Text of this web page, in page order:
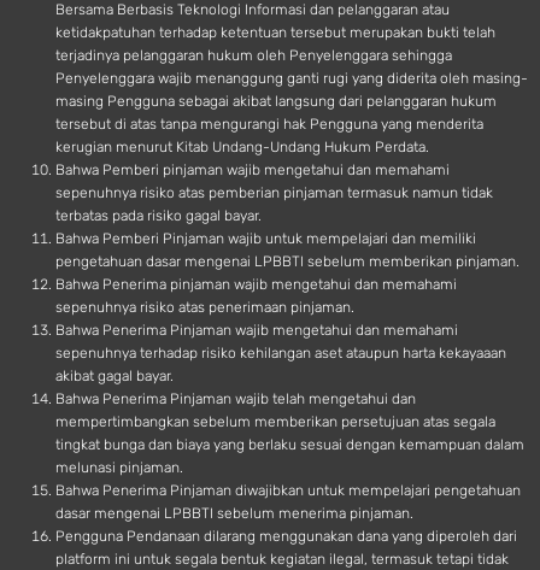
Bersama Berbasis Teknologi Informasi dan pelanggaran atau
ketidakpatuhan terhadap ketentuan tersebut merupakan bukti telah
terjadinya pelanggaran hukum oleh Penyelenggara sehingga
Penyelenggara wajib menanggung ganti rugi yang diderita oleh masing-
masing Pengguna sebagai akibat langsung dari pelanggaran hukum
tersebut di atas tanpa mengurangi hak Pengguna yang menderita
kerugian menurut Kitab Undang-Undang Hukum Perdata.
Bahwa Pemberi pinjaman wajib mengetahui dan memahami
sepenuhnya risiko atas pemberian pinjaman termasuk namun tidak
terbatas pada risiko gagal bayar.
Bahwa Pemberi Pinjaman wajib untuk mempelajari dan memiliki
pengetahuan dasar mengenai LPBBTI sebelum memberikan pinjaman.
Bahwa Penerima pinjaman wajib mengetahui dan memahami
sepenuhnya risiko atas penerimaan pinjaman.
Bahwa Penerima Pinjaman wajib mengetahui dan memahami
sepenuhnya terhadap risiko kehilangan aset ataupun harta kekayaaan
akibat gagal bayar.
Bahwa Penerima Pinjaman wajib telah mengetahui dan
mempertimbangkan sebelum memberikan persetujuan atas segala
tingkat bunga dan biaya yang berlaku sesuai dengan kemampuan dalam
melunasi pinjaman.
Bahwa Penerima Pinjaman diwajibkan untuk mempelajari pengetahuan
dasar mengenai LPBBTI sebelum menerima pinjaman.
Pengguna Pendanaan dilarang menggunakan dana yang diperoleh dari
platform ini untuk segala bentuk kegiatan ilegal, termasuk tetapi tidak